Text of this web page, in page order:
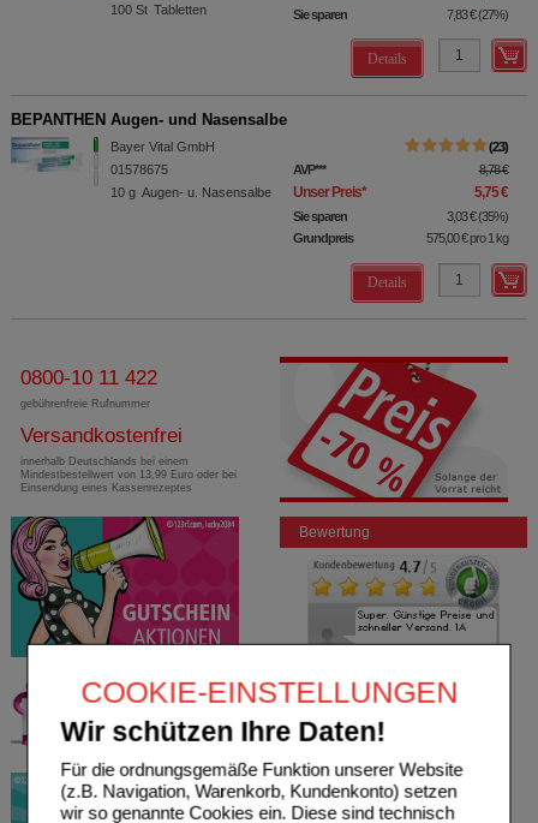
COOKIE-EINSTELLUNGEN
Wir schützen Ihre Daten!
Für die ordnungsgemäße Funktion unserer Website
(z.B. Navigation, Warenkorb, Kundenkonto) setzen
wir so genannte Cookies ein. Diese sind technisch
100 St Tabletten Sie sparen 7,83 € (27%)
Details
BEPANTHEN Augen- und Nasensalbe
Bayer Vital GmbH
01578675
10 g Augen- u. Nasensalbe
23
AVP*** 8,78 €
Unser Preis* 5,75 €
Sie sparen 3,03 € (35%)
Grundpreis
575,00 €pro 1 kg
Details
0800-10 11 422
gebührenfreie Rufnummer
Versandkostenfrei
innerhalb Deutschlands bei einem
Mindestbestellwert von 13,99 Euro oder bei
Einsendung eines Kassenrezeptes
Bewertung